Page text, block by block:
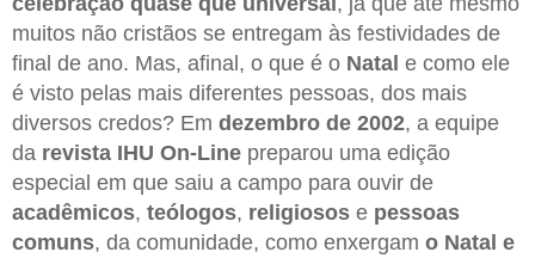
muitos não cristãos se entregam às festividades de
final de ano. Mas, afinal, o que é o Natal e como ele
é visto pelas mais diferentes pessoas, dos mais
diversos credos? Em dezembro de 2002, a equipe
da revista IHU On-Line preparou uma edição
especial em que saiu a campo para ouvir de
acadêmicos, teólogos, religiosos e pessoas
comuns, da comunidade, como enxergam o Natal e